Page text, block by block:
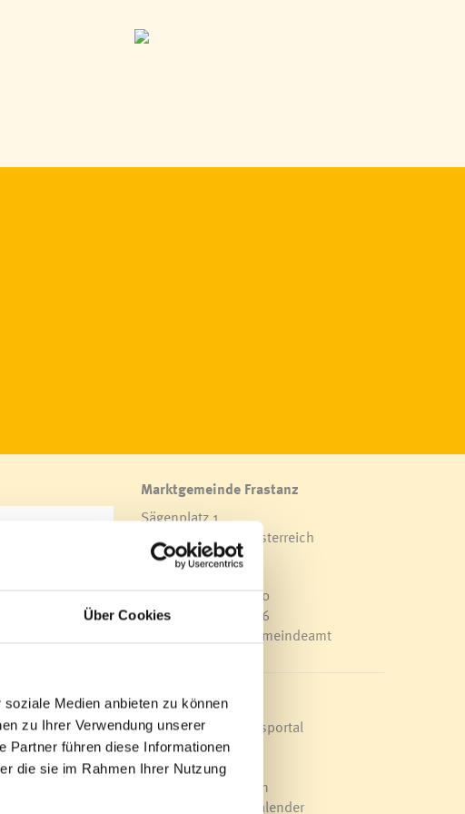
Über Cookies
Medien anbieten zu können
zu Ihrer Verwendung unserer
Partner führen diese Informationen
die sie im Rahmen Ihrer Nutzung
den
der
war der
Marktgemeinde Frastanz
Sägenplatz 1
A-6820 Frastanz, Österreich
Lageplan
T0043 5522 51534-0
F 0043 5522 51534-6
E-Mail an das Gemeindeamt
Schnellzugriff
Veröffentlichungsportal
Blackout
Ortsplan
Bürgermeldungen
Veranstaltungskalender